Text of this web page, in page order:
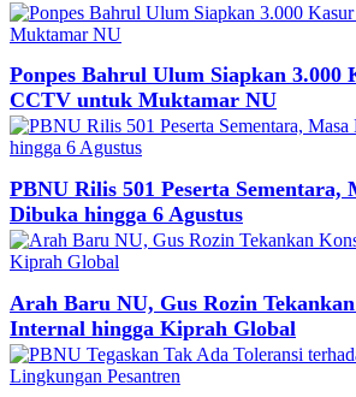
Ponpes Bahrul Ulum Siapkan 3.000
CCTV untuk Muktamar NU
PBNU Rilis 501 Peserta Sementara,
Dibuka hingga 6 Agustus
Arah Baru NU, Gus Rozin
Internal hingga Kiprah Global